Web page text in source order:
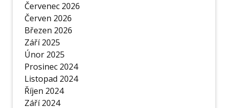
Červenec 2026
Červen 2026
Březen 2026
Září 2025
Únor 2025
Prosinec 2024
Listopad 2024
Říjen 2024
Září 2024